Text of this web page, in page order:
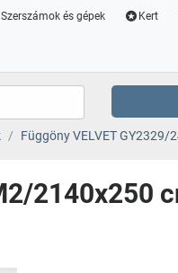
Szerszámok és gépek Kert
Függöny VELVET
2140x250